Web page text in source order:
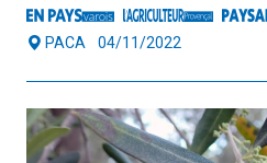
PACA 04/11/2022